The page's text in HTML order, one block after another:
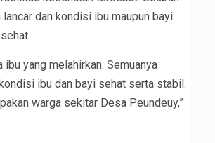
dan kondisi ibu maupun bayi
ibu yang melahirkan. Semuanya
ibu dan bayi sehat serta stabil.
warga sekitar Desa Peundeuy,”